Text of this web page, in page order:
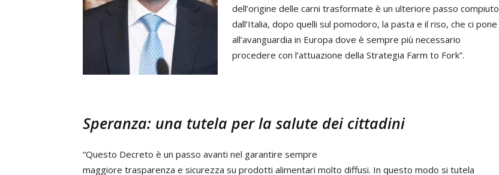
dell’origine delle carni trasformate è un ulteriore passo compiuto
dall’Italia, dopo quelli sul pomodoro, la pasta e il riso, che ci pone
all’avanguardia in Europa dove è sempre più necessario
procedere con l’attuazione della Strategia Farm to Fork”.
Speranza: una tutela per la salute dei cittadini
“Questo Decreto è un passo avanti nel garantire sempre
maggiore trasparenza e sicurezza su prodotti alimentari molto diffusi. In questo modo si tutela